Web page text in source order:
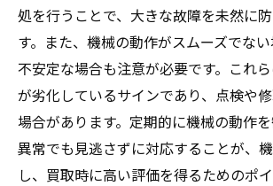
処を行うことで、大きな故障を未然に
す。また、機械の動作がスムーズでな
不安定な場合も注意が必要です。これ
が劣化しているサインであり、点検や
場合があります。定期的に機械の動作
異常でも見逃さずに対応することが、
し、買取時に高い評価を得るためのポ